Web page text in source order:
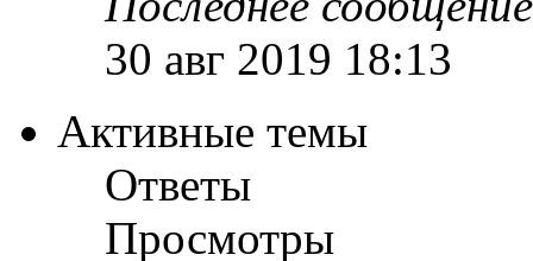
30 авг 2019 18:13
Активные темы
Ответы
Просмотры